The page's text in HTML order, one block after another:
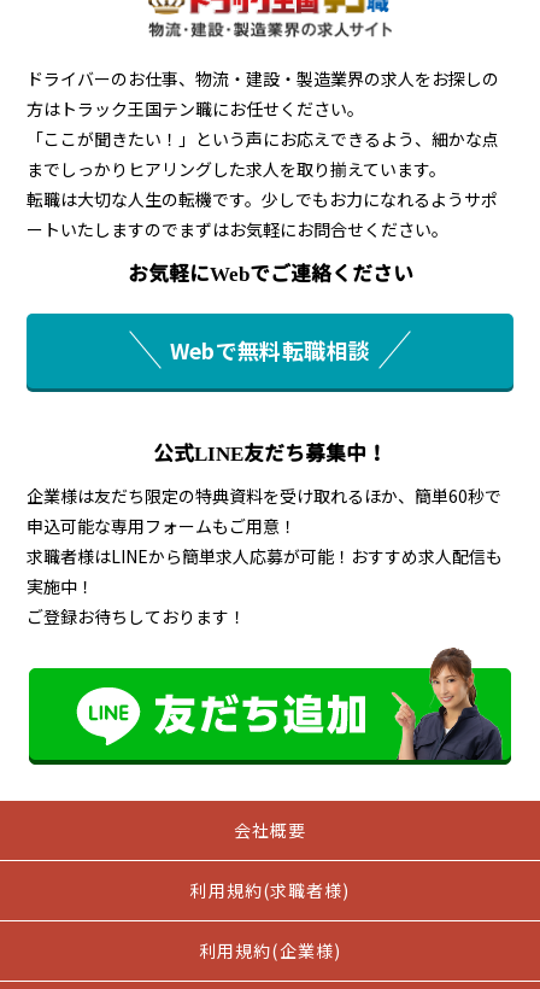
ドライバーのお仕事、物流・建設・製造業界の求人をお探しの
方はトラック王国テン職にお任せください。
「ここが聞きたい！」という声にお応えできるよう、細かな点
までしっかりヒアリングした求人を取り揃えています。
転職は大切な人生の転機です。少しでもお力になれるようサポ
ートいたしますのでまずはお気軽にお問合せください。
お気軽にWebでご連絡ください
Webで無料転職相談
公式LINE友だち募集中！
企業様は友だち限定の特典資料を受け取れるほか、簡単60秒で
申込可能な専用フォームもご用意！
求職者様はLINEから簡単求人応募が可能！おすすめ求人配信も
実施中！
ご登録お待ちしております！
会社概要
利用規約(求職者様)
利用規約(企業様)